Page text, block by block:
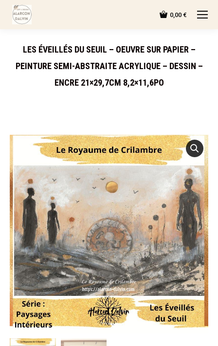
0,00 €
LES ÉVEILLÉS DU SEUIL – OEUVRE SUR PAPIER –
PEINTURE SEMI-ABSTRAITE ACRYLIQUE – DESSIN –
ENCRE 21×29,7CM 8,2×11,6PO